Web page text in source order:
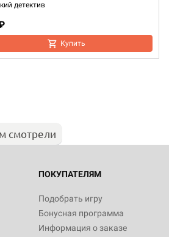
детектив
Купить
смотрели
ПОКУПАТЕЛЯМ
Подобрать игру
Бонусная программа
Информация о заказе